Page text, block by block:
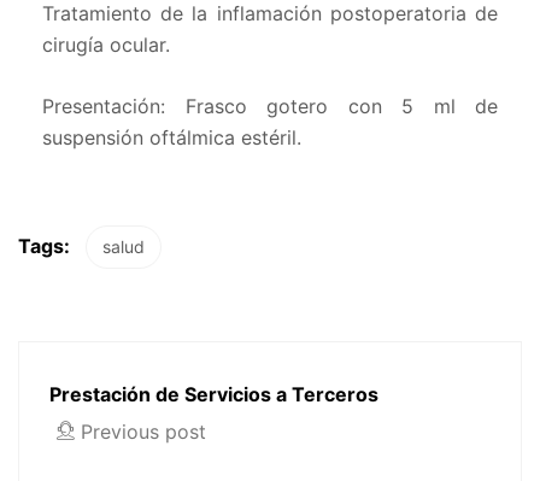
Tratamiento de la inflamación postoperatoria de
cirugía ocular.
Presentación: Frasco gotero con 5 ml de
suspensión oftálmica estéril.
Tags: salud
Prestación de Servicios a Terceros
Previous post